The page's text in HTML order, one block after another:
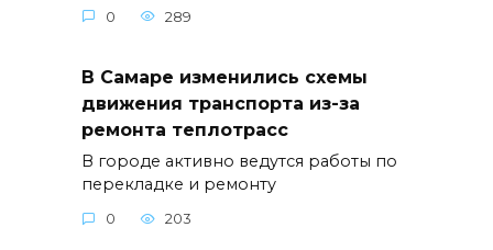
0 289
В Самаре изменились схемы
движения транспорта из-за
ремонта теплотрасс
В городе активно ведутся работы по
перекладке и ремонту
0 203